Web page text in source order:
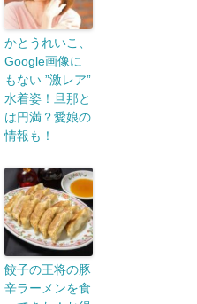
かとうれいこ、
Google画像に
もない ”激レア”
水着姿！旦那と
は円満？愛娘の
情報も！
餃子の王将の豚
辛ラーメンを食